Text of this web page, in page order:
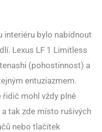
interiéru bylo nabídnout
Lexus LF 1 Limitless
(pohostinnost) a
entuziazmem.
řidič mohl vždy plně
tak zde místo rušivých
nebo tlačítek